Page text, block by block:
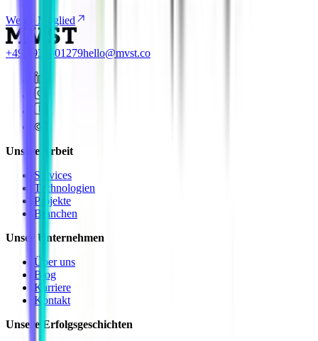
Werde Mitglied
+49 8937001279hello@mvst.co
Unsere Arbeit
Services
Technologien
Projekte
Branchen
Unser Unternehmen
Über uns
Blog
Karriere
Kontakt
Unsere Erfolgsgeschichten